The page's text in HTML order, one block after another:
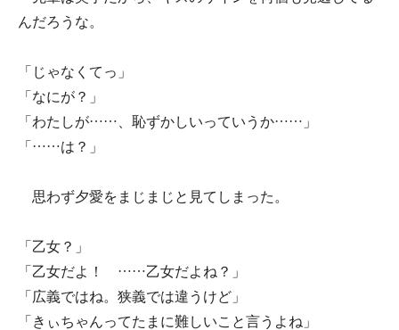
んだろうな。
「じゃなくてっ」
「なにが？」
「わたしが……、恥ずかしいっていうか……」
「……は？」
思わず夕愛をまじまじと見てしまった。
「乙女？」
「乙女だよ！ ……乙女だよね？」
「広義ではね。狭義では違うけど」
「きぃちゃんってたまに難しいこと言うよね」